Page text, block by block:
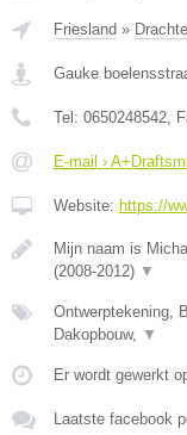
Friesland »
Gauke
Tel: 0650248542,
E-mail ›
Website: https://
Mijn naam is
(2008-2012) ▼
Ontwerptekening,
Dakopbouw, ▼
Er wordt gewerkt
Laatste facebook